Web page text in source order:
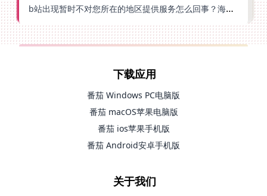
b站出现暂时不对您所在的地区提供服务怎么回事？海外党亲测有效的回国加速方案
下载应用
番茄 Windows PC电脑版
番茄 macOS苹果电脑版
番茄 ios苹果手机版
番茄 Android安卓手机版
关于我们